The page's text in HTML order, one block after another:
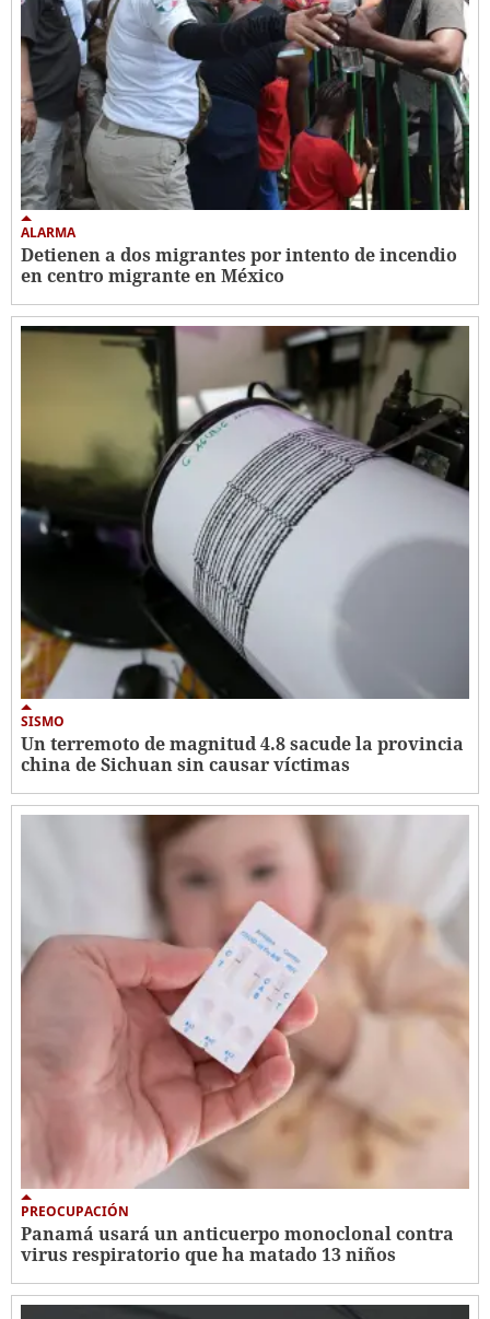
ALARMA
Detienen a dos migrantes por intento de incendio
en centro migrante en México
SISMO
Un terremoto de magnitud 4.8 sacude la provincia
china de Sichuan sin causar víctimas
PREOCUPACIÓN
Panamá usará un anticuerpo monoclonal contra
virus respiratorio que ha matado 13 niños